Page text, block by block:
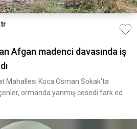
Afgan madenci davasında iş
Mahallesi Koca Osman Sokak'ta
ormanda yanmış cesedi fark ed